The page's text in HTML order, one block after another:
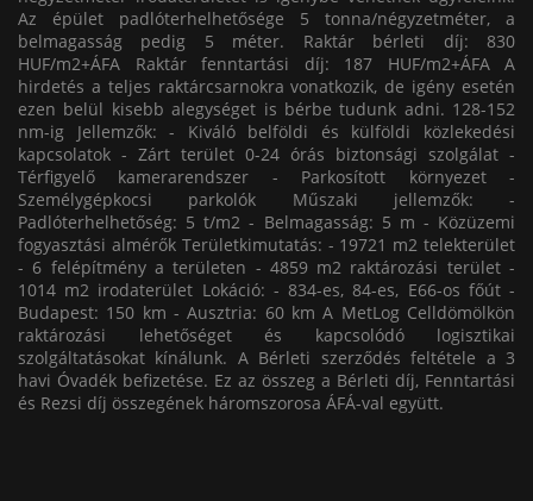
Az épület padlóterhelhetősége 5 tonna/négyzetméter, a
belmagasság pedig 5 méter. Raktár bérleti díj: 830
HUF/m2+ÁFA Raktár fenntartási díj: 187 HUF/m2+ÁFA A
hirdetés a teljes raktárcsarnokra vonatkozik, de igény esetén
ezen belül kisebb alegységet is bérbe tudunk adni. 128-152
nm-ig Jellemzők: - Kiváló belföldi és külföldi közlekedési
kapcsolatok - Zárt terület 0-24 órás biztonsági szolgálat -
Térfigyelő kamerarendszer - Parkosított környezet -
Személygépkocsi parkolók Műszaki jellemzők: -
Padlóterhelhetőség: 5 t/m2 - Belmagasság: 5 m - Közüzemi
fogyasztási almérők Területkimutatás: - 19721 m2 telekterület
- 6 felépítmény a területen - 4859 m2 raktározási terület -
1014 m2 irodaterület Lokáció: - 834-es, 84-es, E66-os főút -
Budapest: 150 km - Ausztria: 60 km A MetLog Celldömölkön
raktározási lehetőséget és kapcsolódó logisztikai
szolgáltatásokat kínálunk. A Bérleti szerződés feltétele a 3
havi Óvadék befizetése. Ez az összeg a Bérleti díj, Fenntartási
és Rezsi díj összegének háromszorosa ÁFÁ-val együtt.